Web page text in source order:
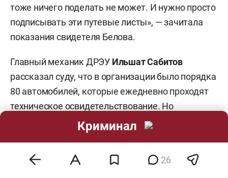
тоже ничего поделать не может. И нужно просто
подписывать эти путевые листы», — зачитала
показания свидетеля Белова.
Главный механик ДРЭУ Ильшат Сабитов
рассказал суду, что в организации было порядка
80 автомобилей, которые ежедневно проходят
техническое освидетельствование. Но
фигурирующий в рассматриваемом деле Ford
Mondeo свидетель видел только «пару раз»:
хорошенький, ухоженный»
. Кто пользовался
26
Криминал